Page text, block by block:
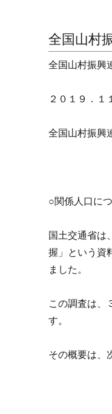
全国山村
全国山村振興
２０１９．１
全国山村振興
○関係人口に
国土交通省は
握」という資
ました。
この調査は、
す。
その概要は、